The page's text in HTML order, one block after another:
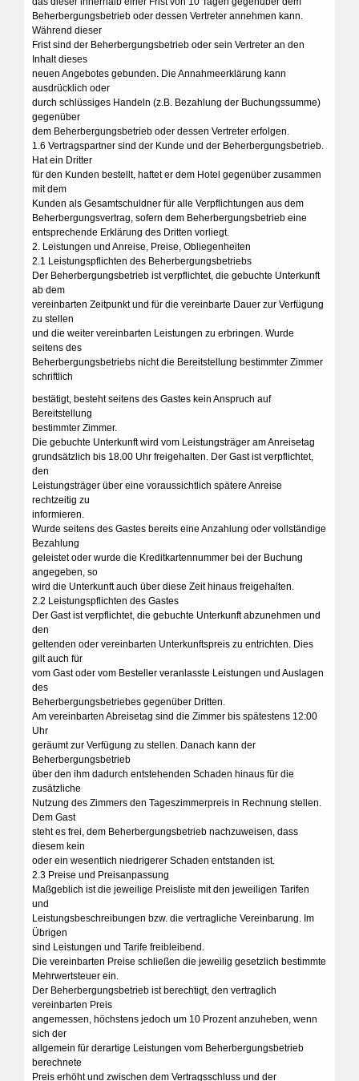
Beherbergungsbetrieb oder dessen Vertreter annehmen kann.
Während dieser
Frist sind der Beherbergungsbetrieb oder sein Vertreter an den
Inhalt dieses
neuen Angebotes gebunden. Die Annahmeerklärung kann
ausdrücklich oder
durch schlüssiges Handeln (z.B. Bezahlung der Buchungssumme)
gegenüber
dem Beherbergungsbetrieb oder dessen Vertreter erfolgen.
1.6 Vertragspartner sind der Kunde und der Beherbergungsbetrieb.
Hat ein Dritter
für den Kunden bestellt, haftet er dem Hotel gegenüber zusammen
mit dem
Kunden als Gesamtschuldner für alle Verpflichtungen aus dem
Beherbergungsvertrag, sofern dem Beherbergungsbetrieb eine
entsprechende Erklärung des Dritten vorliegt.
2. Leistungen und Anreise, Preise, Obliegenheiten
2.1 Leistungspflichten des Beherbergungsbetriebs
Der Beherbergungsbetrieb ist verpflichtet, die gebuchte Unterkunft
ab dem
vereinbarten Zeitpunkt und für die vereinbarte Dauer zur Verfügung
zu stellen
und die weiter vereinbarten Leistungen zu erbringen. Wurde
seitens des
Beherbergungsbetriebs nicht die Bereitstellung bestimmter Zimmer
schriftlich
bestätigt, besteht seitens des Gastes kein Anspruch auf
Bereitstellung
bestimmter Zimmer.
Die gebuchte Unterkunft wird vom Leistungsträger am Anreisetag
grundsätzlich bis 18.00 Uhr freigehalten. Der Gast ist verpflichtet,
den
Leistungsträger über eine voraussichtlich spätere Anreise
rechtzeitig zu
informieren.
Wurde seitens des Gastes bereits eine Anzahlung oder vollständige
Bezahlung
geleistet oder wurde die Kreditkartennummer bei der Buchung
angegeben, so
wird die Unterkunft auch über diese Zeit hinaus freigehalten.
2.2 Leistungspflichten des Gastes
Der Gast ist verpflichtet, die gebuchte Unterkunft abzunehmen und
den
geltenden oder vereinbarten Unterkunftspreis zu entrichten. Dies
gilt auch für
vom Gast oder vom Besteller veranlasste Leistungen und Auslagen
des
Beherbergungsbetriebes gegenüber Dritten.
Am vereinbarten Abreisetag sind die Zimmer bis spätestens 12:00
Uhr
geräumt zur Verfügung zu stellen. Danach kann der
Beherbergungsbetrieb
über den ihm dadurch entstehenden Schaden hinaus für die
zusätzliche
Nutzung des Zimmers den Tageszimmerpreis in Rechnung stellen.
Dem Gast
steht es frei, dem Beherbergungsbetrieb nachzuweisen, dass
diesem kein
oder ein wesentlich niedrigerer Schaden entstanden ist.
2.3 Preise und Preisanpassung
Maßgeblich ist die jeweilige Preisliste mit den jeweiligen Tarifen
und
Leistungsbeschreibungen bzw. die vertragliche Vereinbarung. Im
Übrigen
sind Leistungen und Tarife freibleibend.
Die vereinbarten Preise schließen die jeweilig gesetzlich bestimmte
Mehrwertsteuer ein.
Der Beherbergungsbetrieb ist berechtigt, den vertraglich
vereinbarten Preis
angemessen, höchstens jedoch um 10 Prozent anzuheben, wenn
sich der
allgemein für derartige Leistungen vom Beherbergungsbetrieb
berechnete
Preis erhöht und zwischen dem Vertragsschluss und der